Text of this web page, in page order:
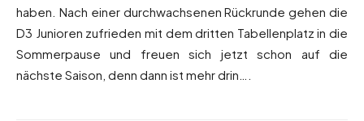
haben. Nach einer durchwachsenen Rückrunde gehen die
D3 Junioren zufrieden mit dem dritten Tabellenplatz in die
Sommerpause und freuen sich jetzt schon auf die
nächste Saison, denn dann ist mehr drin….